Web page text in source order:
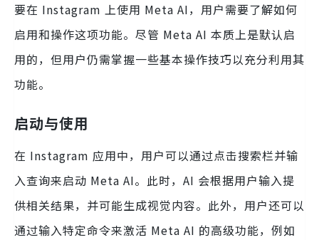
要在 Instagram 上使用 Meta AI，用户需要了解如何
启用和操作这项功能。尽管 Meta AI 本质上是默认启
用的，但用户仍需掌握一些基本操作技巧以充分利用其
功能。
启动与使用
在 Instagram 应用中，用户可以通过点击搜索栏并输
入查询来启动 Meta AI。此时，AI 会根据用户输入提
供相关结果，并可能生成视觉内容。此外，用户还可以
通过输入特定命令来激活 Meta AI 的高级功能，例如